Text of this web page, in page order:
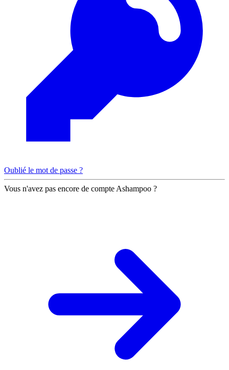
Oublié le mot de passe ?
Vous n'avez pas encore de compte Ashampoo ?